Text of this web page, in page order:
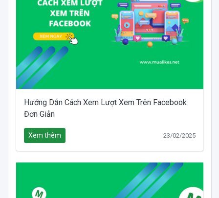
Hướng Dẫn Cách Xem Lượt Xem Trên Facebook
Đơn Giản
Xem thêm 23/02/2025